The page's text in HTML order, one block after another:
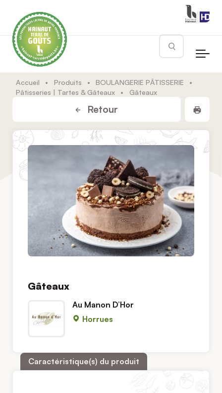
Rechercher
Accueil • Produits • BOULANGERIE PÂTISSERIE
•
Pâtisseries | Tartes & Gâteaux
• Gâteaux
Retour
Gâteaux
Au Manon D’Hor
Horrues
Caractéristique(s) du produit